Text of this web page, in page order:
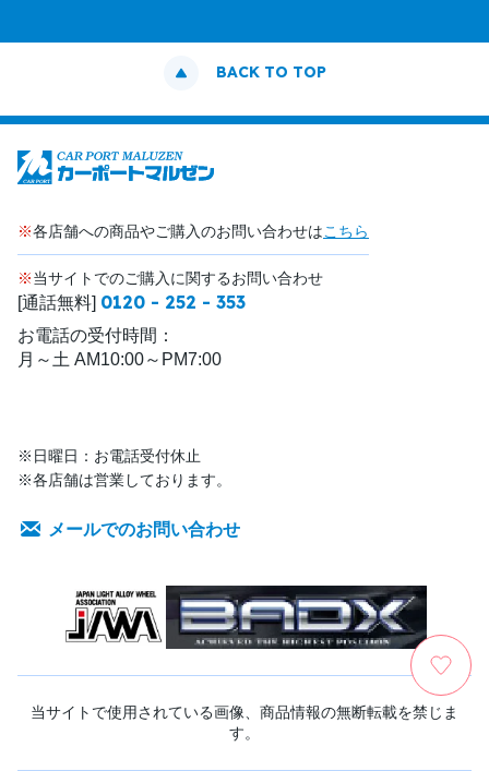
BACK TO TOP
※各店舗への商品やご購入のお問い合わせはこちら
※当サイトでのご購入に関するお問い合わせ
[通話無料] 0120 - 252 - 353
お電話の受付時間：
月～土 AM10:00～PM7:00
※日曜日：お電話受付休止
※各店舗は営業しております。
メールでのお問い合わせ
当サイトで使用されている画像、商品情報の無断転載を禁じま
す。